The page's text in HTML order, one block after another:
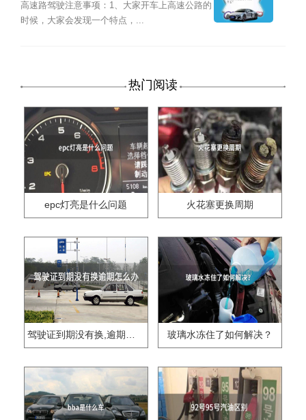
高速路驾驶注意事项：1、大家开车上高速公路的
时候，大家会发现一个特点，...
热门阅读
epc灯亮是什么问题 火花塞更换周期
驾驶证到期没有换,逾期怎么办?? 玻璃水冻住了如何解决？